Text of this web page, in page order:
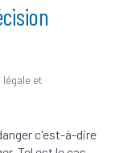
légale et
c'est-à-dire